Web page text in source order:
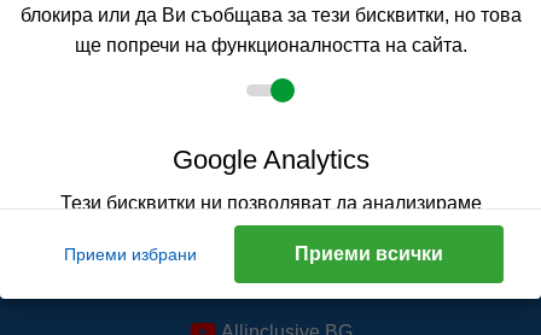
блокира или да Ви съобщава за тези бисквитки, но това
ще попречи на функционалността на сайта.
Google Analytics
Тези бисквитки ни позволяват да анализираме
предпочитанията на потребителите на сайта и
съответно да подобрим ефективността му. Чрез тях
страници са най-посещавани и на какъв период от
Приеми избрани Приеми всички
Allinclusive.BG
Allinclusive.BG